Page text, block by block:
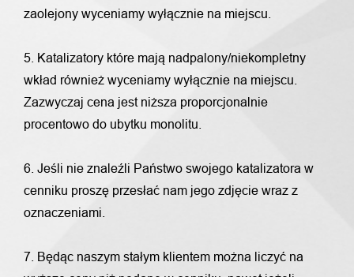
zaolejony wyceniamy wyłącznie na miejscu.
5. Katalizatory które mają nadpalony/niekompletny
wkład również wyceniamy wyłącznie na miejscu.
Zazwyczaj cena jest niższa proporcjonalnie
procentowo do ubytku monolitu.
6. Jeśli nie znaleźli Państwo swojego katalizatora w
cenniku proszę przesłać nam jego zdjęcie wraz z
oznaczeniami.
7. Będąc naszym stałym klientem można liczyć na